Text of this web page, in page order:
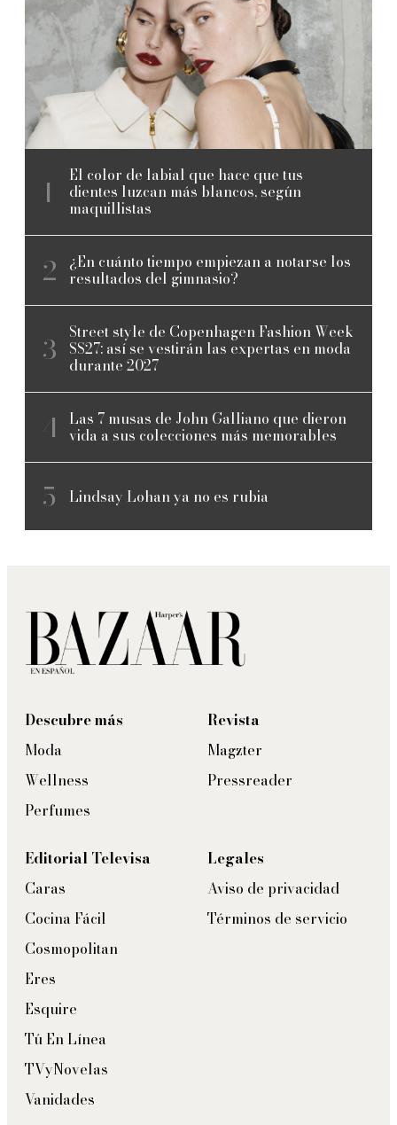
El color de labial que hace que tus
dientes luzcan más blancos, según
maquillistas
¿En cuánto tiempo empiezan a notarse los
resultados del gimnasio?
Street style de Copenhagen Fashion Week
SS27: así se vestirán las expertas en moda
durante 2027
Las 7 musas de John Galliano que dieron
vida a sus colecciones más memorables
Lindsay Lohan ya no es rubia
Descubre más
Moda
Wellness
Perfumes
Revista
Magzter
Pressreader
Editorial Televisa
Caras
Cocina Fácil
Cosmopolitan
Eres
Esquire
Tú En Línea
TVyNovelas
Vanidades
Legales
Aviso de privacidad
Términos de servicio